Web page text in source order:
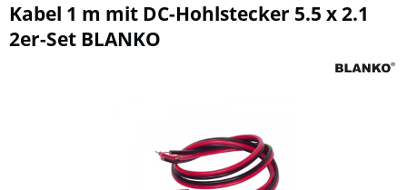
Kabel 1 m mit DC-Hohlstecker 5.5 x 2.1
2er-Set BLANKO